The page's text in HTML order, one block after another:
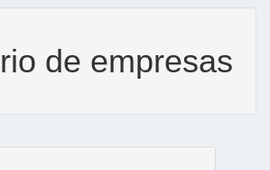
de empresas